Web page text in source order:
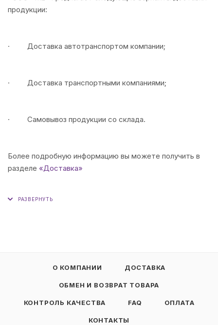
продукции:
· Доставка автотранспортом компании;
· Доставка транспортными компаниями;
· Самовывоз продукции со склада.
Более подробную информацию вы можете получить в
разделе «Доставка»
О КОМПАНИИ ДОСТАВКА
ОБМЕН И ВОЗВРАТ ТОВАРА
КОНТРОЛЬ КАЧЕСТВА FAQ ОПЛАТА
КОНТАКТЫ